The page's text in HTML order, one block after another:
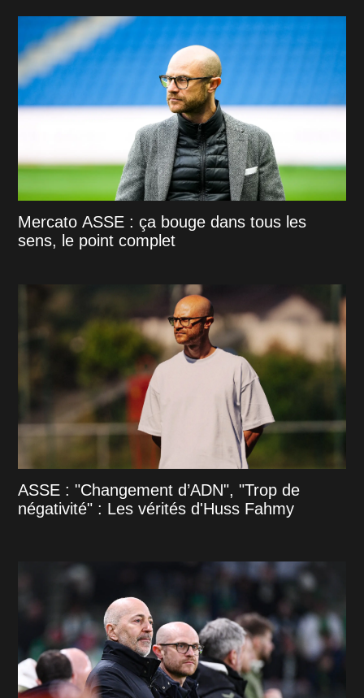
Mercato ASSE : ça bouge dans tous les
sens, le point complet
ASSE : "Changement d’ADN", "Trop de
négativité" : Les vérités d'Huss Fahmy